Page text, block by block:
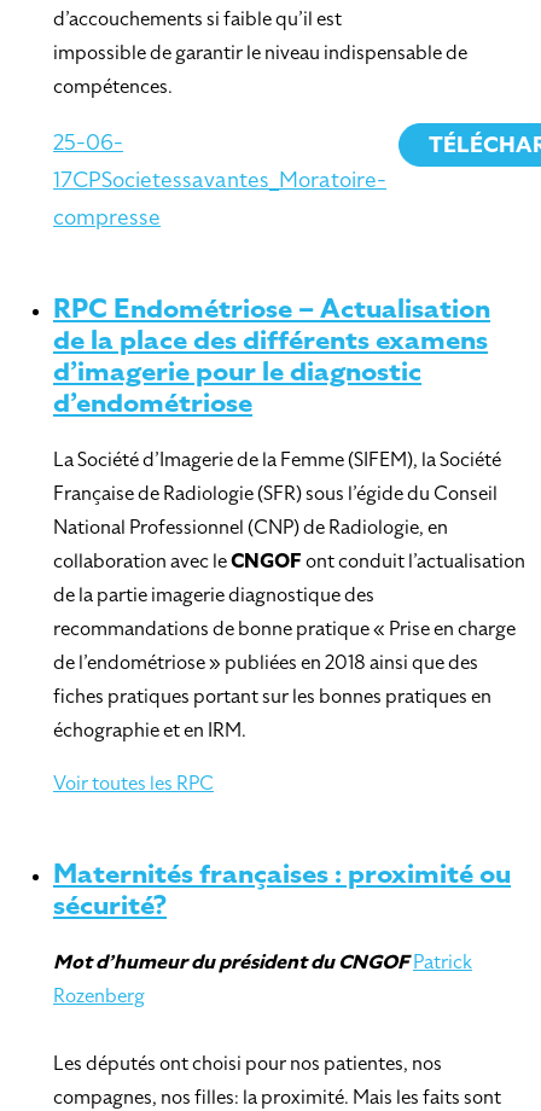
d’accouchements si faible qu’il est
impossible de garantir le niveau indispensable de
compétences.
25-06-
17CPSocietessavantes_Moratoire-
compresse
RPC Endométriose – Actualisation
de la place des différents examens
d’imagerie pour le diagnostic
d’endométriose
La Société d’Imagerie de la Femme (SIFEM), la Société
Française de Radiologie (SFR) sous l’égide du Conseil
National Professionnel (CNP) de Radiologie, en
collaboration avec leCNGOFont conduit l’actualisation
de la partie imagerie diagnostique des
recommandations de bonne pratique « Prise en charge
de l’endométriose » publiées en 2018 ainsi que des
fiches pratiques portant sur les bonnes pratiques en
échographie et en IRM.
Voir toutes les RPC
Maternités françaises : proximité ou
sécurité?
Mot d’humeurdu président du CNGOFPatrick
Rozenberg
Les députés ont choisi pour nos patientes, nos
compagnes, nos filles: la proximité. Mais les faits sont